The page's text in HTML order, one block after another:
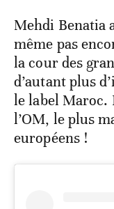
Mehdi Benatia
même pas
la cour des
d’autant plus
le label Maroc.
l’OM, le plus
européens !